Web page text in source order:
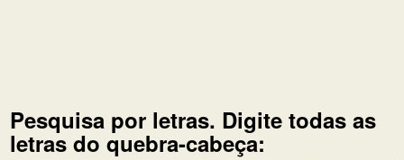
Pesquisa por letras. Digite todas as
letras do quebra-cabeça: